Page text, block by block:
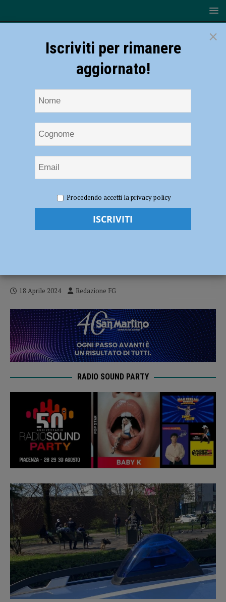
diretta allo scambio di droga, spacciatore arrestato e due assuntori nei
Assistono in diretta allo scambio di
18 Aprile 2024 Redazione FG
RADIO SOUND PARTY
×
Iscriviti per rimanere
aggiornato!
Procedendo accetti la privacy policy